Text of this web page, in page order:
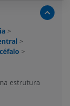
>
>
>
estrutura